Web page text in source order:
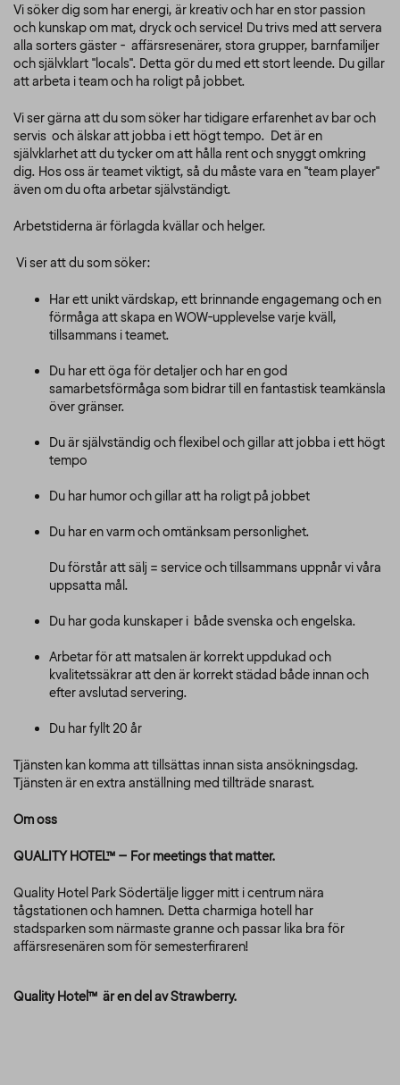
Vi söker dig som har energi, är kreativ och har en stor passion
och kunskap om mat, dryck och service! Du trivs med att servera
alla sorters gäster - affärsresenärer, stora grupper, barnfamiljer
och självklart "locals". Detta gör du med ett stort leende. Du gillar
att arbeta i team och ha roligt på jobbet.
Vi ser gärna att du som söker har tidigare erfarenhet av bar och
servis och älskar att jobba i ett högt tempo. Det är en
självklarhet att du tycker om att hålla rent och snyggt omkring
dig. Hos oss är teamet viktigt, så du måste vara en "team player"
även om du ofta arbetar självständigt.
Arbetstiderna är förlagda kvällar och helger.
Vi ser att du som söker:
Har ett unikt värdskap, ett brinnande engagemang och en
förmåga att skapa en WOW-upplevelse varje kväll,
tillsammans i teamet.
Du har ett öga för detaljer och har en god
samarbetsförmåga som bidrar till en fantastisk teamkänsla
över gränser.
Du är självständig och flexibel och gillar att jobba i ett högt
tempo
Du har humor och gillar att ha roligt på jobbet
Du har en varm och omtänksam personlighet.
Du förstår att sälj = service och tillsammans uppnår vi våra
uppsatta mål.
Du har goda kunskaper i både svenska och engelska.
Arbetar för att matsalen är korrekt uppdukad och
kvalitetssäkrar att den är korrekt städad både innan och
efter avslutad servering.
Du har fyllt 20 år
Tjänsten kan komma att tillsättas innan sista ansökningsdag.
Tjänsten är en extra anställning med tillträde snarast.
Om oss
QUALITY HOTEL™ – For meetings that matter.
Quality Hotel Park Södertälje ligger mitt i centrum nära
tågstationen och hamnen. Detta charmiga hotell har
stadsparken som närmaste granne och passar lika bra för
affärsresenären som för semesterfiraren!
Quality Hotel™ är en del av Strawberry.